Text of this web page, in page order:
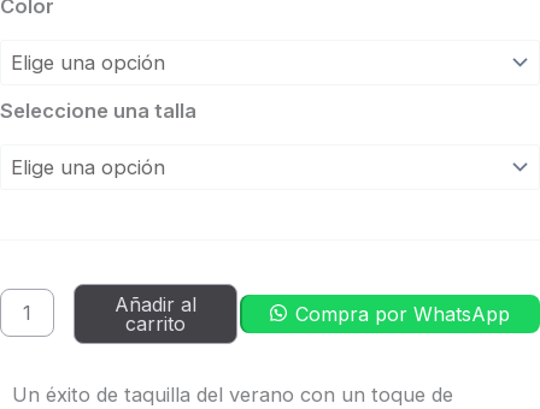
Color
Seleccione una talla
Rockhopper
2025
Añadir al
carrito
Compra por WhatsApp
Un éxito de taquilla del verano con un toque de